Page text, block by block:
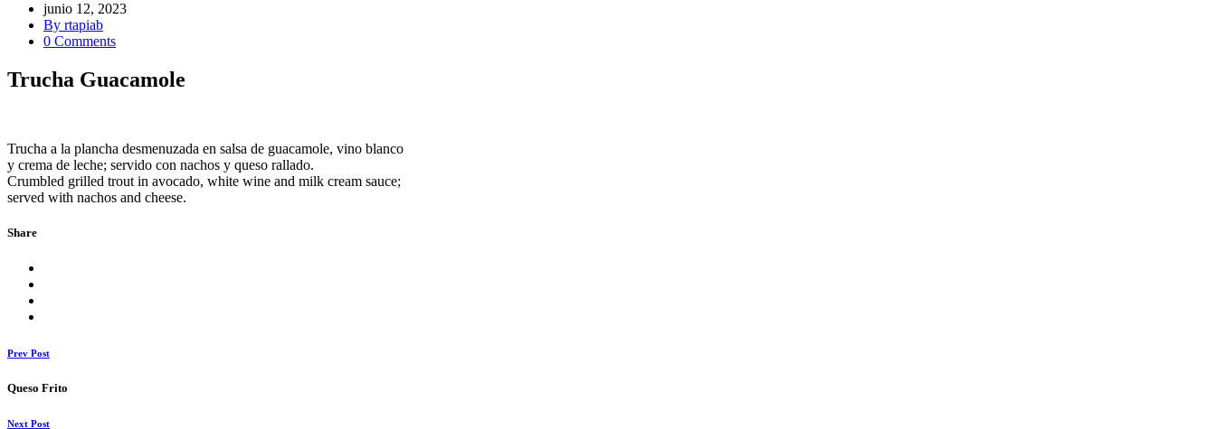
junio 12, 2023
By rtapiab
0 Comments
Trucha Guacamole
Trucha a la plancha desmenuzada en salsa de guacamole, vino blanco
y crema de leche; servido con nachos y queso rallado.
Crumbled grilled trout in avocado, white wine and milk cream sauce;
served with nachos and cheese.
Share
Prev Post
Queso Frito
Next Post